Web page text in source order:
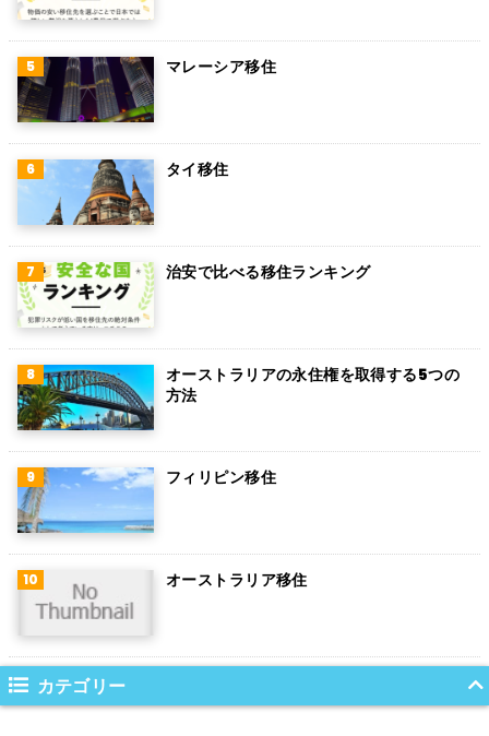
カンボジア
オーストリア
ロシア
ミャンマー
アイルランド
トルコ
フィンランド
チェコ
チリ
デンマーク
ハンガリー
ポーランド
南アフリカ
サウジアラビア
コロンビア
ノルウェー
ネパール
マレーシア移住
タイ移住
治安で比べる移住ランキング
オーストラリアの永住権を取得する5つの
方法
フィリピン移住
オーストラリア移住
カテゴリー